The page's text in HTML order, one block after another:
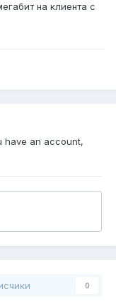
на клиента с
have an account,
0